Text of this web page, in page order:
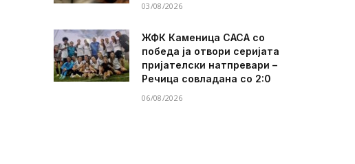
03/08/2026
ЖФК Каменица САСА со
победа ја отвори серијата
пријателски натпревари –
Речица совладана со 2:0
06/08/2026